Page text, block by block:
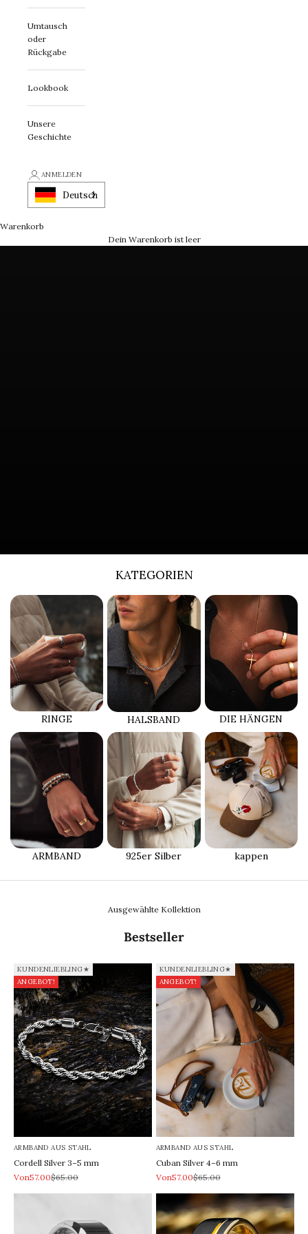
Umtausch
oder
Rückgabe
Lookbook
Unsere
Geschichte
ANMELDEN
Deutsch
Warenkorb
Dein Warenkorb ist leer
Ein Schmuckstück mit Charakter
KATEGORIEN
RINGE HALSBAND DIE HÄNGEN
ARMBAND 925er Silber kappen
Ausgewählte Kollektion
Bestseller
KUNDENLIEBLING★
ANGEBOT!
ARMBAND AUS STAHL
Cordell Silver 3–5 mm
REA-pris
Von57.00Pris
$65.00
KUNDENLIEBLING★
ANGEBOT!
ARMBAND AUS STAHL
Cuban Silver 4–6 mm
REA-pris
Von57.00Pris
$65.00